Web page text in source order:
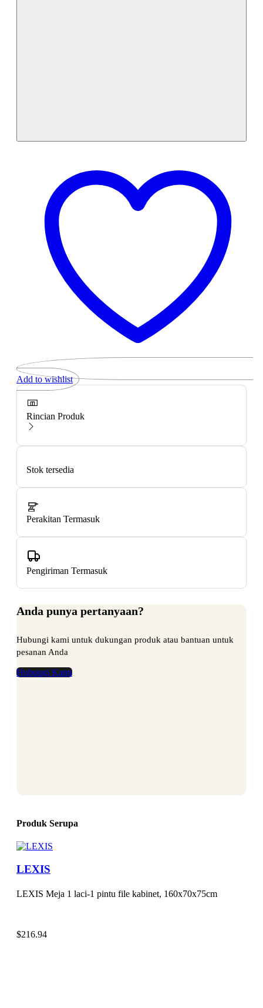
Add to wishlist
Rincian Produk
Stok tersedia
Perakitan Termasuk
Pengiriman Termasuk
Anda punya pertanyaan?
Hubungi kami untuk dukungan produk atau bantuan untuk
pesanan Anda
Hubungi Kami
Produk Serupa
LEXIS
LEXIS Meja 1 laci-1 pintu file kabinet, 160x70x75cm
$216.94